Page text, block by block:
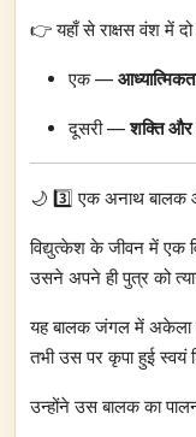
👉 यहाँ से राक्षस वंश में दो
एक —
दूसरी —शक्ति और
🌙 3️⃣ एक अनाथ बालक
विद्युत्केश के जीवन में एक
उसने अपने ही पुत्र को
यह बालक जंगल में अकेला
तभी उस पर कृपा हुई स्वयं
उन्होंने उस बालक का